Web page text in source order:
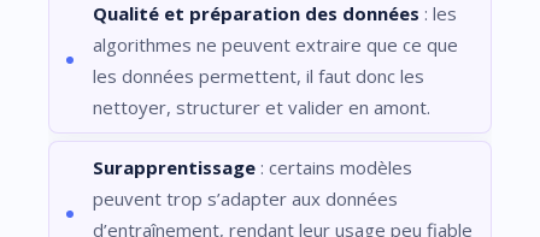
Qualité et préparation des données : les
algorithmes ne peuvent extraire que ce que
les données permettent, il faut donc les
nettoyer, structurer et valider en amont.
Surapprentissage : certains modèles
peuvent trop s’adapter aux données
d’entraînement, rendant leur usage peu fiable